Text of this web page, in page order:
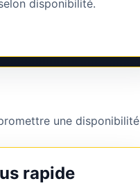
disponibilité.
une disponibilité
rapide